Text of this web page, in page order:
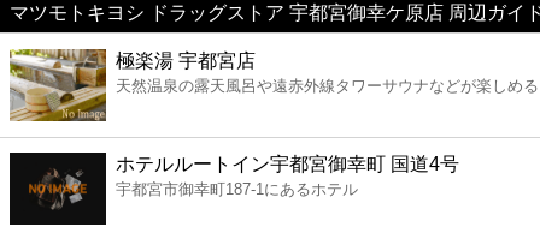
美容
コンビニ
薬局
スーパー
マツモトキヨシ ドラッグストア 宇都宮御幸ケ原店 周辺ガイ
極楽湯 宇都宮店
天然温泉の露天風呂や遠赤外線タワーサウナなどが楽しめる
ホテルルートイン宇都宮御幸町 国道4号
宇都宮市御幸町187-1にあるホテル